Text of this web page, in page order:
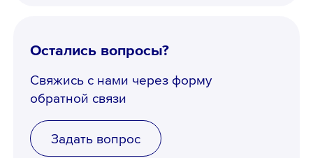
Остались вопросы?
Свяжись с нами через форму
обратной связи
Задать вопрос
Ознакомлен сПолитикой
Порядком формирования кадрового
резерваисогласен
персональных данных